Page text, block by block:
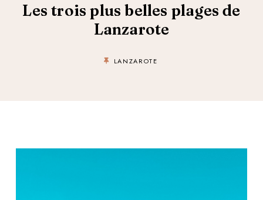
Les trois plus belles plages de
Lanzarote
LANZAROTE